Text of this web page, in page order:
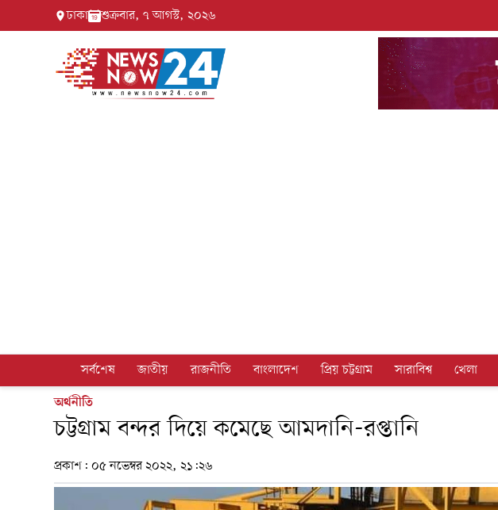
ঢাকা শুক্রবার, ৭ আগস্ট, ২০২৬
সর্বশেষ জাতীয় রাজনীতি বাংলাদেশ প্রিয় চট্টগ্রাম সারাবিশ্ব খেলা
অর্থনীতি
চট্টগ্রাম বন্দর দিয়ে কমেছে আমদানি-রপ্তানি
প্রকাশ: ০৫ নভেম্বর ২০২২, ২১:২৬